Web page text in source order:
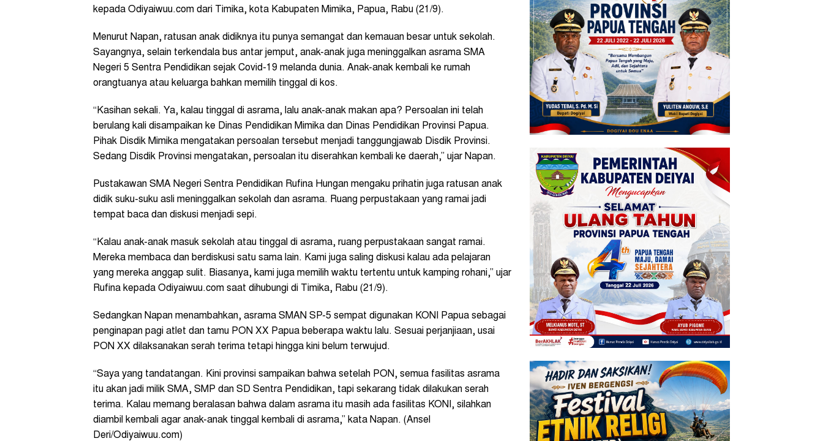
kepada Odiyaiwuu.com dari Timika, kota Kabupaten Mimika, Papua, Rabu (21/9).
Menurut Napan, ratusan anak didiknya itu punya semangat dan kemauan besar untuk sekolah.
Sayangnya, selain terkendala bus antar jemput, anak-anak juga meninggalkan asrama SMA
Negeri 5 Sentra Pendidikan sejak Covid-19 melanda dunia. Anak-anak kembali ke rumah
orangtuanya atau keluarga bahkan memilih tinggal di kos.
“Kasihan sekali. Ya, kalau tinggal di asrama, lalu anak-anak makan apa? Persoalan ini telah
berulang kali disampaikan ke Dinas Pendidikan Mimika dan Dinas Pendidikan Provinsi Papua.
Pihak Disdik Mimika mengatakan persoalan tersebut menjadi tanggungjawab Disdik Provinsi.
Sedang Disdik Provinsi mengatakan, persoalan itu diserahkan kembali ke daerah,” ujar Napan.
Pustakawan SMA Negeri Sentra Pendidikan Rufina Hungan mengaku prihatin juga ratusan anak
didik suku-suku asli meninggalkan sekolah dan asrama. Ruang perpustakaan yang ramai jadi
tempat baca dan diskusi menjadi sepi.
“Kalau anak-anak masuk sekolah atau tinggal di asrama, ruang perpustakaan sangat ramai.
Mereka membaca dan berdiskusi satu sama lain. Kami juga saling diskusi kalau ada pelajaran
yang mereka anggap sulit. Biasanya, kami juga memilih waktu tertentu untuk kamping rohani,” ujar
Rufina kepada Odiyaiwuu.com saat dihubungi di Timika, Rabu (21/9).
Sedangkan Napan menambahkan, asrama SMAN SP-5 sempat digunakan KONI Papua sebagai
penginapan pagi atlet dan tamu PON XX Papua beberapa waktu lalu. Sesuai perjanjiaan, usai
PON XX dilaksanakan serah terima tetapi hingga kini belum terwujud.
“Saya yang tandatangan. Kini provinsi sampaikan bahwa setelah PON, semua fasilitas asrama
itu akan jadi milik SMA, SMP dan SD Sentra Pendidikan, tapi sekarang tidak dilakukan serah
terima. Kalau memang beralasan bahwa dalam asrama itu masih ada fasilitas KONI, silahkan
diambil kembali agar anak-anak tinggal kembali di asrama,” kata Napan. (Ansel
Deri/Odiyaiwuu.com)